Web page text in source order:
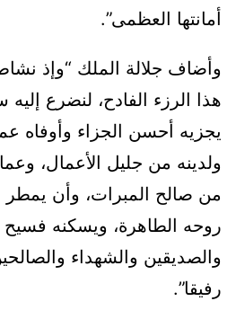
أمانتها العظمى”.
وأضاف جلالة الملك “وإذ
هذا الرزء الفادح، لنضرع إليه
يجزيه أحسن الجزاء وأوفاه
ولدينه من جليل الأعمال،
من صالح المبرات، وأن
روحه الطاهرة، ويسكنه فسيح
والصديقين والشهداء
رفيقا”.